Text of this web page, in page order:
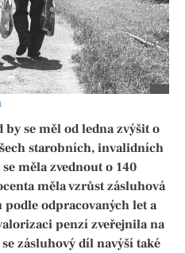
se měl od ledna zvýšit o
starobních, invalidních
měla zvednout o 140
měla vzrůst zásluhová
odpracovaných let a
penzí zveřejnila na
zásluhový díl navýší také